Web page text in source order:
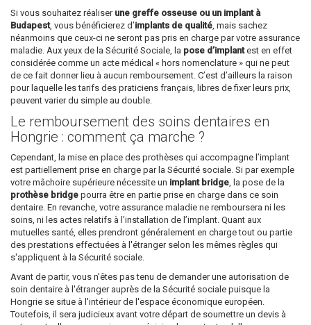
Si vous souhaitez réaliser une greffe osseuse ou un implant à
Budapest, vous bénéficierez d’implants de qualité, mais sachez
néanmoins que ceux-ci ne seront pas pris en charge par votre assurance
maladie. Aux yeux de la Sécurité Sociale, la pose d’implantest en effet
considérée comme un acte médical « hors nomenclature » qui ne peut
de ce fait donner lieu à aucun remboursement. C’est d’ailleurs la raison
pour laquelle les tarifs des praticiens français, libres de fixer leurs prix,
peuvent varier du simple au double.
Le remboursement des soins dentaires en
Hongrie : comment ça marche ?
Cependant, la mise en place des prothèses qui accompagne l’implant
est partiellement prise en charge par la Sécurité sociale. Si par exemple
votre mâchoire supérieure nécessite un implant bridge, la pose de la
prothèse bridge pourra être en partie prise en charge dans ce soin
dentaire. En revanche, votre assurance maladie ne remboursera ni les
soins, ni les actes relatifs à l’installation de l’implant. Quant aux
mutuelles santé, elles prendront généralement en charge tout ou partie
des prestations effectuées à l'étranger selon les mêmes règles qui
s'appliquent à la Sécurité sociale.
Avant de partir, vous n'êtes pas tenu de demander une autorisation de
soin dentaire à l'étranger auprès de la Sécurité sociale puisque la
Hongrie se situe à l'intérieur de l'espace économique européen.
Toutefois, il sera judicieux avant votre départ de soumettre un devis à